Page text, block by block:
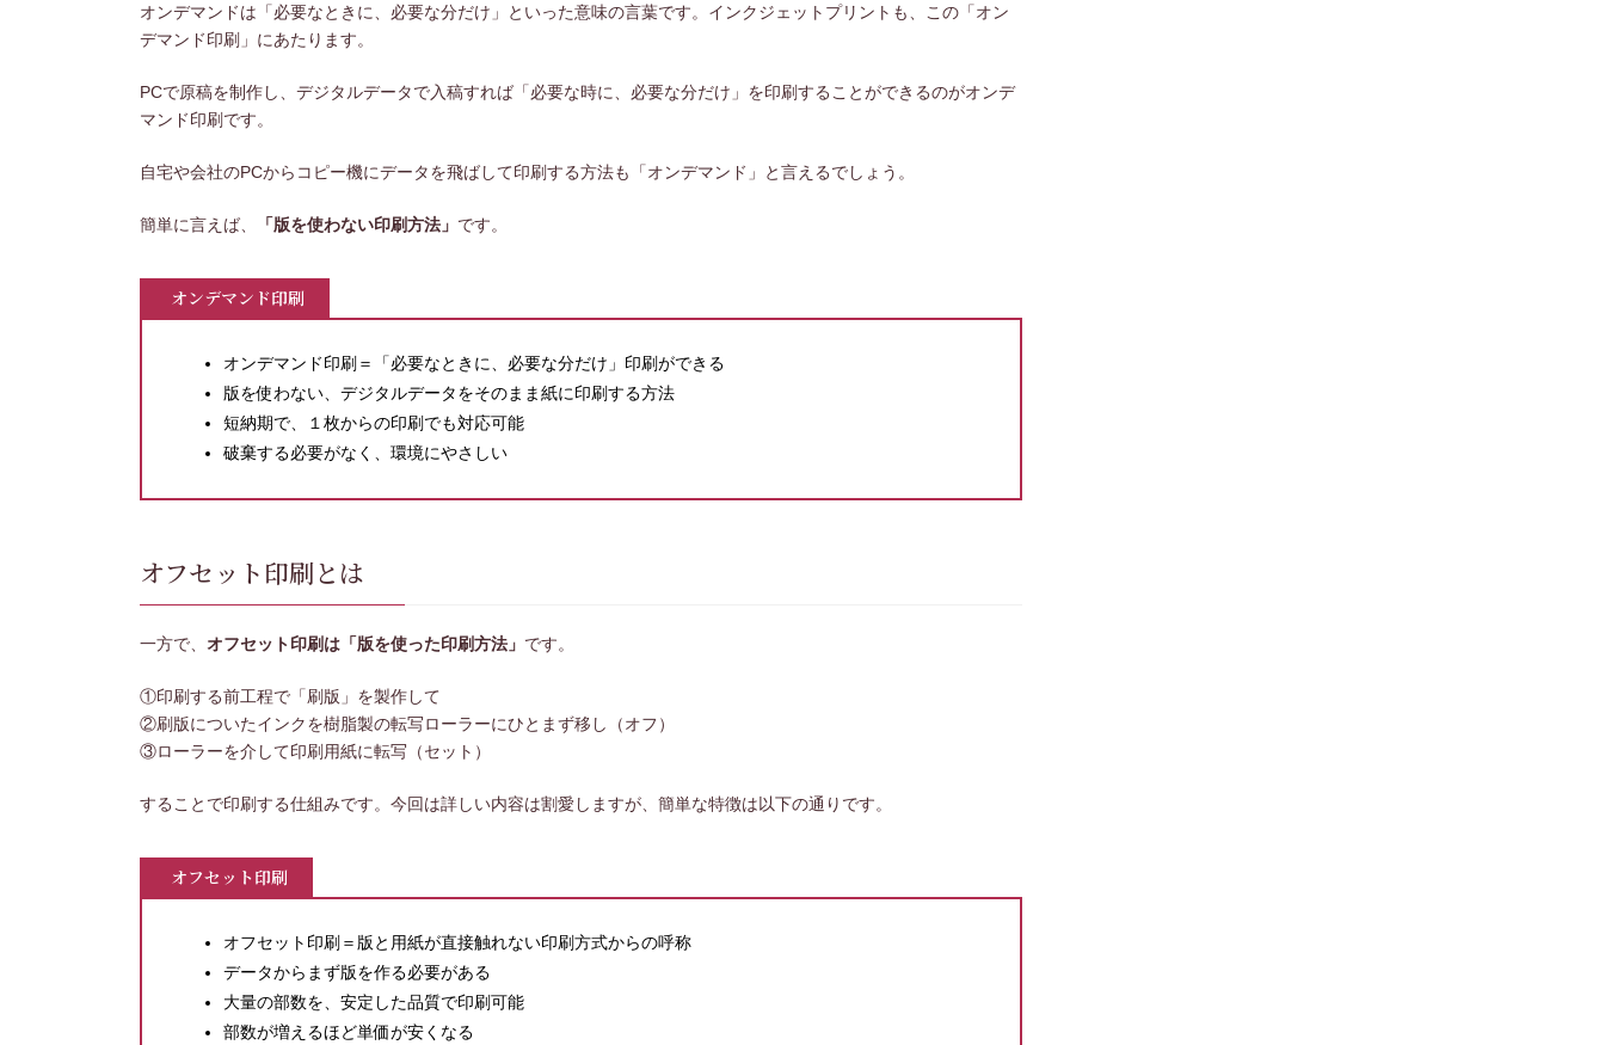
オンデマンドは「必要なときに、必要な分だけ」といった意味の言葉です。インクジェットプリントも、この「オン
デマンド印刷」にあたります。
PCで原稿を制作し、デジタルデータで入稿すれば「必要な時に、必要な分だけ」を印刷することができるのがオンデ
マンド印刷です。
自宅や会社のPCからコピー機にデータを飛ばして印刷する方法も「オンデマンド」と言えるでしょう。
簡単に言えば、 「版を使わない印刷方法」 です。
オンデマンド印刷
オンデマンド印刷＝「必要なときに、必要な分だけ」印刷ができる
版を使わない、デジタルデータをそのまま紙に印刷する方法
短納期で、１枚からの印刷でも対応可能
破棄する必要がなく、環境にやさしい
オフセット印刷とは
一方で、 オフセット印刷は「版を使った印刷方法」 です。
①印刷する前工程で「刷版」を製作して
②刷版についたインクを樹脂製の転写ローラーにひとまず移し（オフ）
③ローラーを介して印刷用紙に転写（セット）
することで印刷する仕組みです。今回は詳しい内容は割愛しますが、簡単な特徴は以下の通りです。
オフセット印刷
オフセット印刷＝版と用紙が直接触れない印刷方式からの呼称
データからまず版を作る必要がある
大量の部数を、安定した品質で印刷可能
部数が増えるほど単価が安くなる